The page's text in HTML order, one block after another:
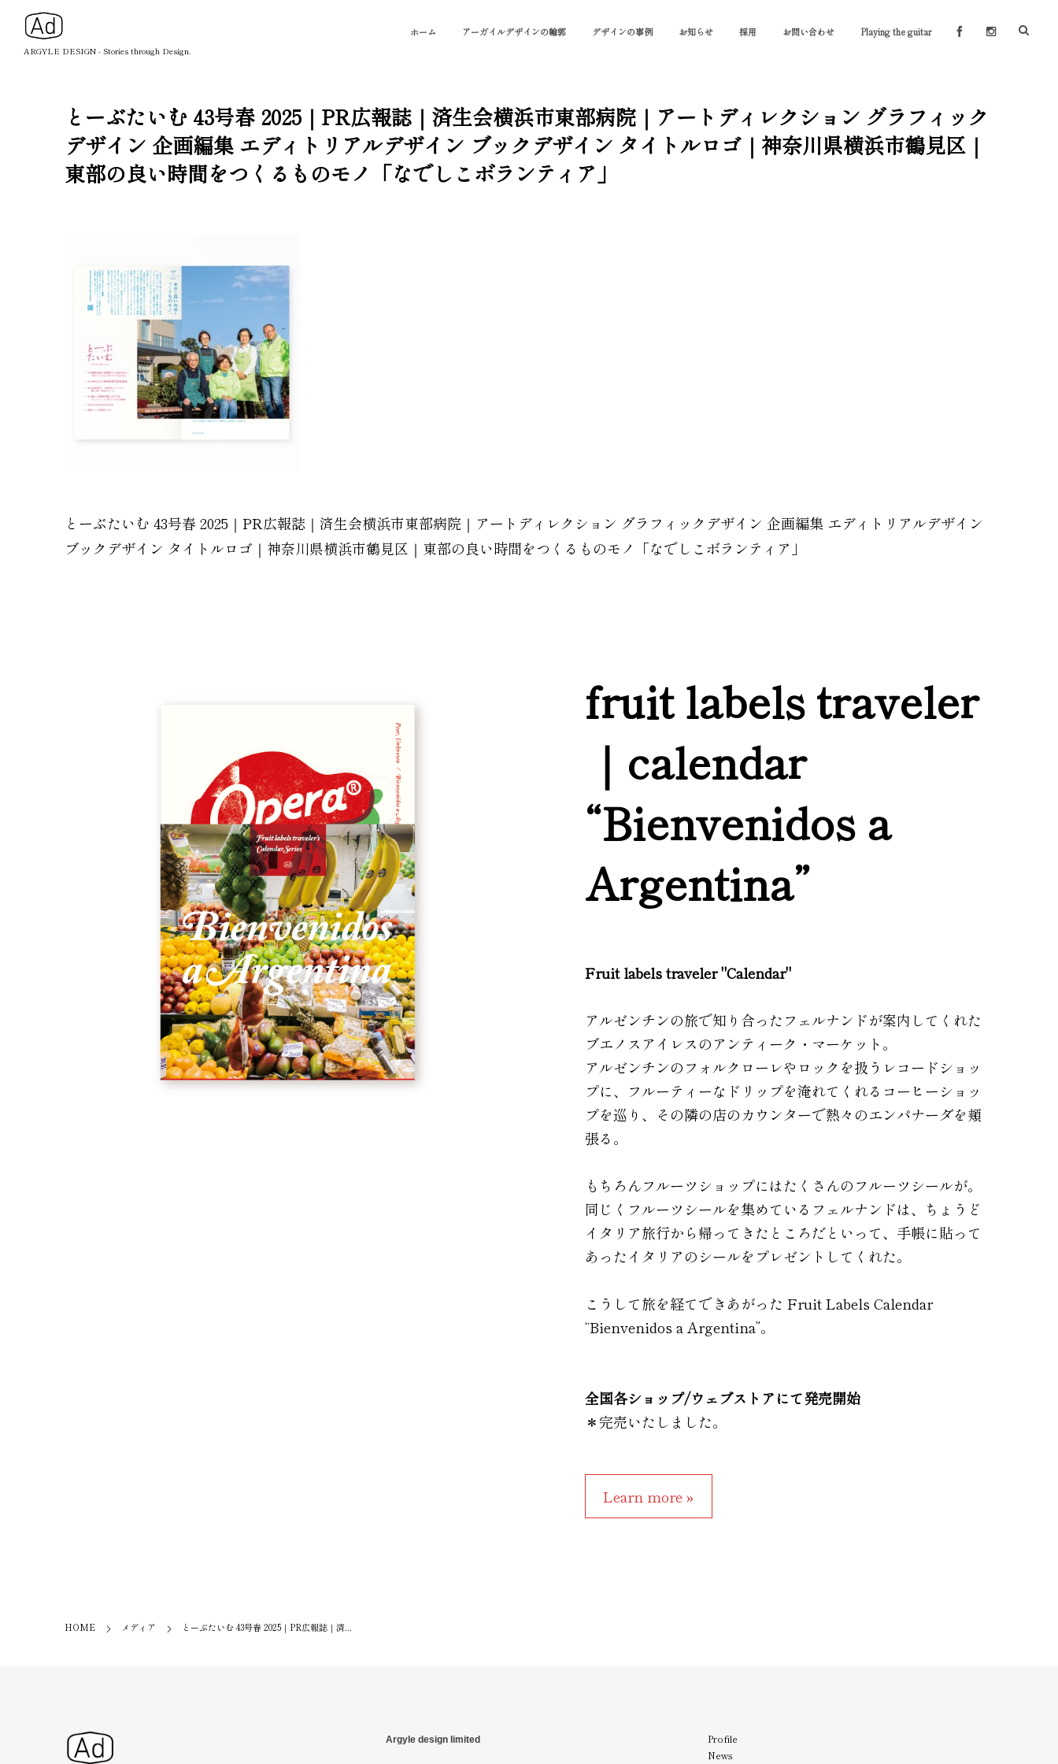
ARGYLE DESIGN - Stories through Design.
ホーム アーガイルデザインの輪郭 デザインの事例 お知らせ 採用 お問い合わせ Playing the guitar
とーぶたいむ 43号春 2025｜PR広報誌｜済生会横浜市東部病院｜アートディレクション グラフィック
デザイン 企画編集 エディトリアルデザイン ブックデザイン タイトルロゴ｜神奈川県横浜市鶴見区｜
東部の良い時間をつくるものモノ「なでしこボランティア」
とーぶたいむ 43号春 2025｜PR広報誌｜済生会横浜市東部病院｜アートディレクション グラフィックデザイン 企画編集 エディトリアルデザイン
ブックデザイン タイトルロゴ｜神奈川県横浜市鶴見区｜東部の良い時間をつくるものモノ「なでしこボランティア」
fruit labels traveler
｜calendar
“Bienvenidos a
Argentina”
Fruit labels traveler "Calendar"
アルゼンチンの旅で知り合ったフェルナンドが案内してくれた
ブエノスアイレスのアンティーク・マーケット。
アルゼンチンのフォルクローレやロックを扱うレコードショッ
プに、フルーティーなドリップを淹れてくれるコーヒーショッ
プを巡り、その隣の店のカウンターで熱々のエンパナーダを頬
張る。
もちろんフルーツショップにはたくさんのフルーツシールが。
同じくフルーツシールを集めているフェルナンドは、ちょうど
イタリア旅行から帰ってきたところだといって、手帳に貼って
あったイタリアのシールをプレゼントしてくれた。
こうして旅を経てできあがった Fruit Labels Calendar
“Bienvenidos a Argentina”。
全国各ショップ/ウェブストアにて発売開始
＊完売いたしました。
Learn more »
HOME メディア とーぶたいむ 43号春 2025｜PR広報誌｜済...
Argyle design limited
Profile
News